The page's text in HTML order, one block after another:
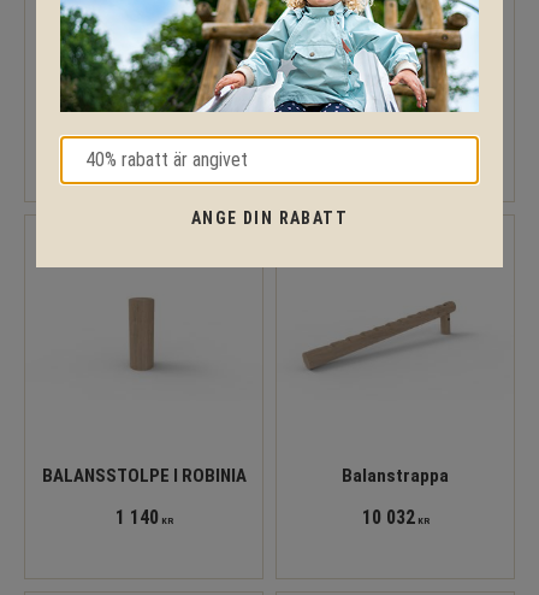
BALANSNÄT I ROBINIA
19 253
BALANSSTEG PLATTA Ø
30CM
3 293
BALANSSTOLPE I ROBINIA
1 140 KR
Balanstrappa
10 032KR
ANGE DIN RABATT